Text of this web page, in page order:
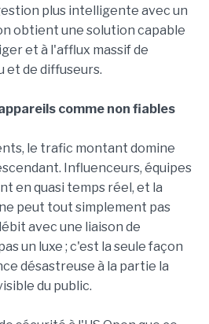
plus intelligente avec un
obtient une solution capable
et à l'afflux massif de
et de diffuseurs.
comme non fiables
le trafic montant domine
Influenceurs, équipes
en quasi temps réel, et la
peut tout simplement pas
avec une liaison de
un luxe ; c'est la seule façon
désastreuse à la partie la
du public.